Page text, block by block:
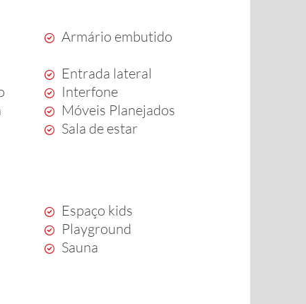
Armário embutido
Entrada lateral
Interfone
Móveis Planejados
Sala de estar
Espaço kids
Playground
Sauna